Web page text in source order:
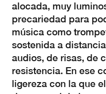
alocada, muy
precariedad para
música como
sostenida a
audios, de risas, de
resistencia. En ese
ligereza con la que